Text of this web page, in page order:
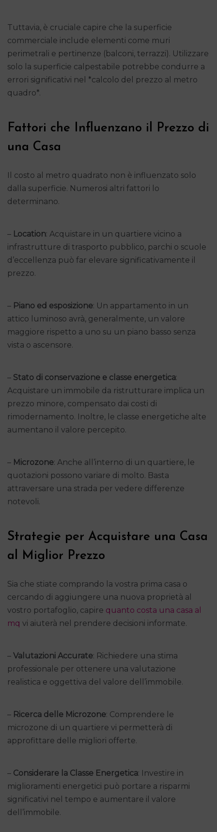
Tuttavia, è cruciale capire che la superficie
commerciale include elementi come muri
perimetrali e pertinenze (balconi, terrazzi). Utilizzare
solo la superficie calpestabile potrebbe condurre a
errori significativi nel *calcolo del prezzo al metro
quadro*.
Fattori che Influenzano il Prezzo di
una Casa
Il costo al metro quadrato non è influenzato solo
dalla superficie. Numerosi altri fattori lo
determinano.
– Location: Acquistare in un quartiere vicino a
infrastrutture di trasporto pubblico, parchi o scuole
d’eccellenza può far elevare significativamente il
prezzo.
– Piano ed esposizione: Un appartamento in un
attico luminoso avrà, generalmente, un valore
maggiore rispetto a uno su un piano basso senza
vista o ascensore.
– Stato di conservazione e classe energetica:
Acquistare un immobile da ristrutturare implica un
prezzo minore, compensato dai costi di
rimodernamento. Inoltre, le classe energetiche alte
aumentano il valore percepito.
– Microzone: Anche all’interno di un quartiere, le
quotazioni possono variare di molto. Basta
attraversare una strada per vedere differenze
notevoli.
Strategie per Acquistare una Casa
al Miglior Prezzo
Sia che stiate comprando la vostra prima casa o
cercando di aggiungere una nuova proprietà al
vostro portafoglio, capire quanto costa una casa al
mq vi aiuterà nel prendere decisioni informate.
– Valutazioni Accurate: Richiedere una stima
professionale per ottenere una valutazione
realistica e oggettiva del valore dell’immobile.
– Ricerca delle Microzone: Comprendere le
microzone di un quartiere vi permetterà di
approfittare delle migliori offerte.
– Considerare la Classe Energetica: Investire in
miglioramenti energetici può portare a risparmi
significativi nel tempo e aumentare il valore
dell’immobile.